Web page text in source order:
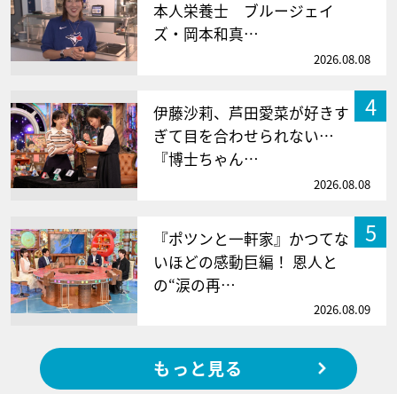
本人栄養士 ブルージェイ
ズ・岡本和真…
2026.08.08
4
伊藤沙莉、芦田愛菜が好きす
ぎて目を合わせられない…
『博士ちゃん…
2026.08.08
5
『ポツンと一軒家』かつてな
いほどの感動巨編！ 恩人と
の“涙の再…
2026.08.09
もっと見る